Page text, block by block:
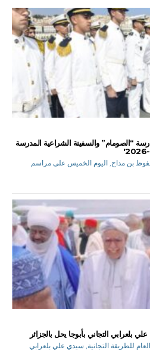
“الصومام” والسفينة الشراعية المدرسة
بن مداح, اليوم الخميس على مراسم
بلعرابي التجاني بأبوجا يحل بالجزائر
للطريقة التجانية, سيدي علي بلعرابي